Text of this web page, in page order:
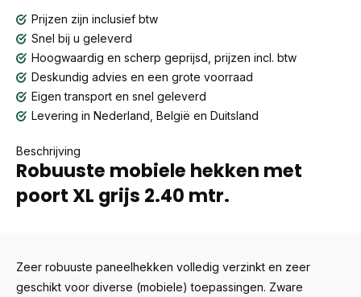
Prijzen zijn inclusief btw
Snel bij u geleverd
Hoogwaardig en scherp geprijsd, prijzen incl. btw
Deskundig advies en een grote voorraad
Eigen transport en snel geleverd
Levering in Nederland, België en Duitsland
Beschrijving
Robuuste mobiele hekken met
poort XL grijs 2.40 mtr.
Zeer robuuste paneelhekken volledig verzinkt en zeer
geschikt voor diverse (mobiele) toepassingen. Zware